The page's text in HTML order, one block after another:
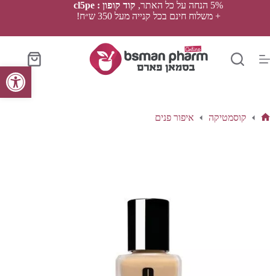
פתח סרגל נגישות
5% הנחה על כל האתר,
קוד קופון : cl5pe
+ משלוח חינם בכל קנייה מעל 350 ש״ח!
סל
הקניות
קוסמטיקה איפור פנים